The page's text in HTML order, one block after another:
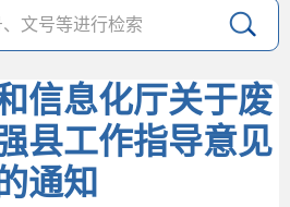
信息化厅关于废
县工作指导意见
通知